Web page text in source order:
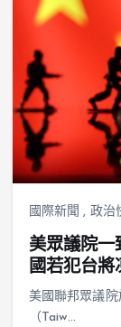
國際新聞 , 政治
美眾議院
國若犯台
美國聯邦眾議院
（Taiw…